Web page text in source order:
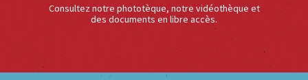
Consultez notre phototèque, notre vidéothèque et
des documents en libre accès.